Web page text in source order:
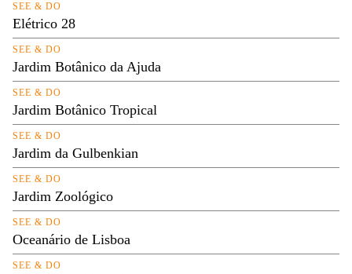
SEE & DO
Elétrico 28
SEE & DO
Jardim Botânico da Ajuda
SEE & DO
Jardim Botânico Tropical
SEE & DO
Jardim da Gulbenkian
SEE & DO
Jardim Zoológico
SEE & DO
Oceanário de Lisboa
SEE & DO